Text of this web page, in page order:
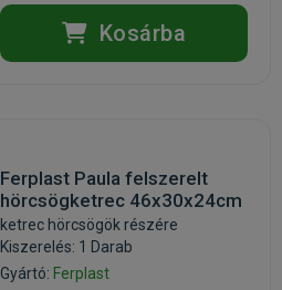
Kosárba
Ferplast Paula felszerelt
hörcsögketrec 46x30x24cm
ketrec hörcsögök részére
Kiszerelés: 1 Darab
Gyártó: Ferplast